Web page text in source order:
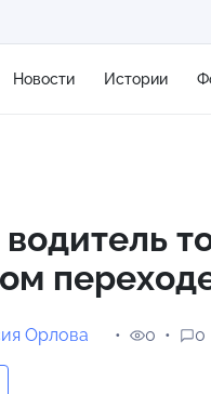
Новости Истории
Орлова 0 0